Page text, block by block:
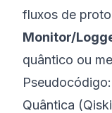
fluxos de
Monitor/
quântico ou
Quântica